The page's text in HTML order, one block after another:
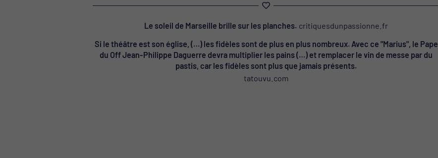
Le soleil de Marseille brille sur les planches. critiquesdunpassionne.fr
Si le théâtre est son église, (…) les fidèles sont de plus en plus nombreux. Avec ce "Marius", le Pape
du Off Jean-Philippe Daguerre devra multiplier les pains (…) et remplacer le vin de messe par du
pastis, car les fidèles sont plus que jamais présents.
tatouvu.com